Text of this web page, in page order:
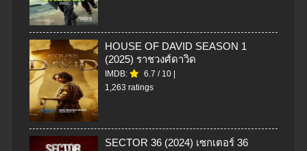
HOUSE OF DAVID SEASON 1
(2025) ราชวงศ์ดาวิด
IMDB: 6.7 / 10 |
1,263 ratings
SECTOR 36 (2024) เซกเตอร์ 36